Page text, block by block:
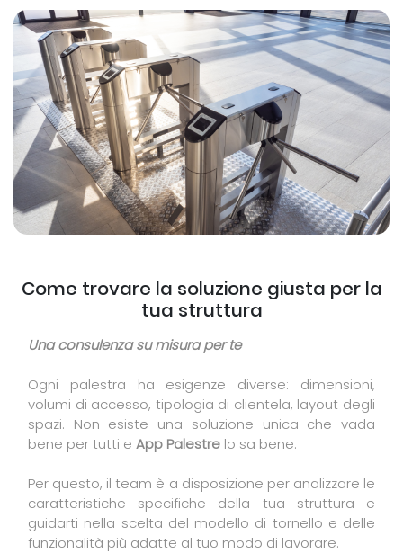
Come trovare la soluzione giusta per la
tua struttura
Una consulenza su misura per te
Ogni palestra ha esigenze diverse: dimensioni,
volumi di accesso, tipologia di clientela, layout degli
spazi. Non esiste una soluzione unica che vada
bene per tutti e App Palestre lo sa bene.
Per questo, il team è a disposizione per analizzare le
caratteristiche specifiche della tua struttura e
guidarti nella scelta del modello di tornello e delle
funzionalità più adatte al tuo modo di lavorare.